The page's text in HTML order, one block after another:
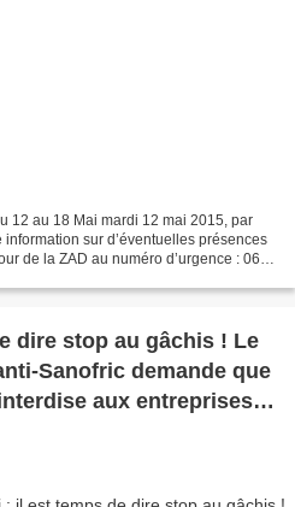
12 au 18 Mai mardi 12 mai 2015, par
sur d’éventuelles présences
de la ZAD au numéro d’urgence : 06
dire stop au gâchis ! Le
Sanofric demande que
aux entreprises
qui reversent des
de supprimer des